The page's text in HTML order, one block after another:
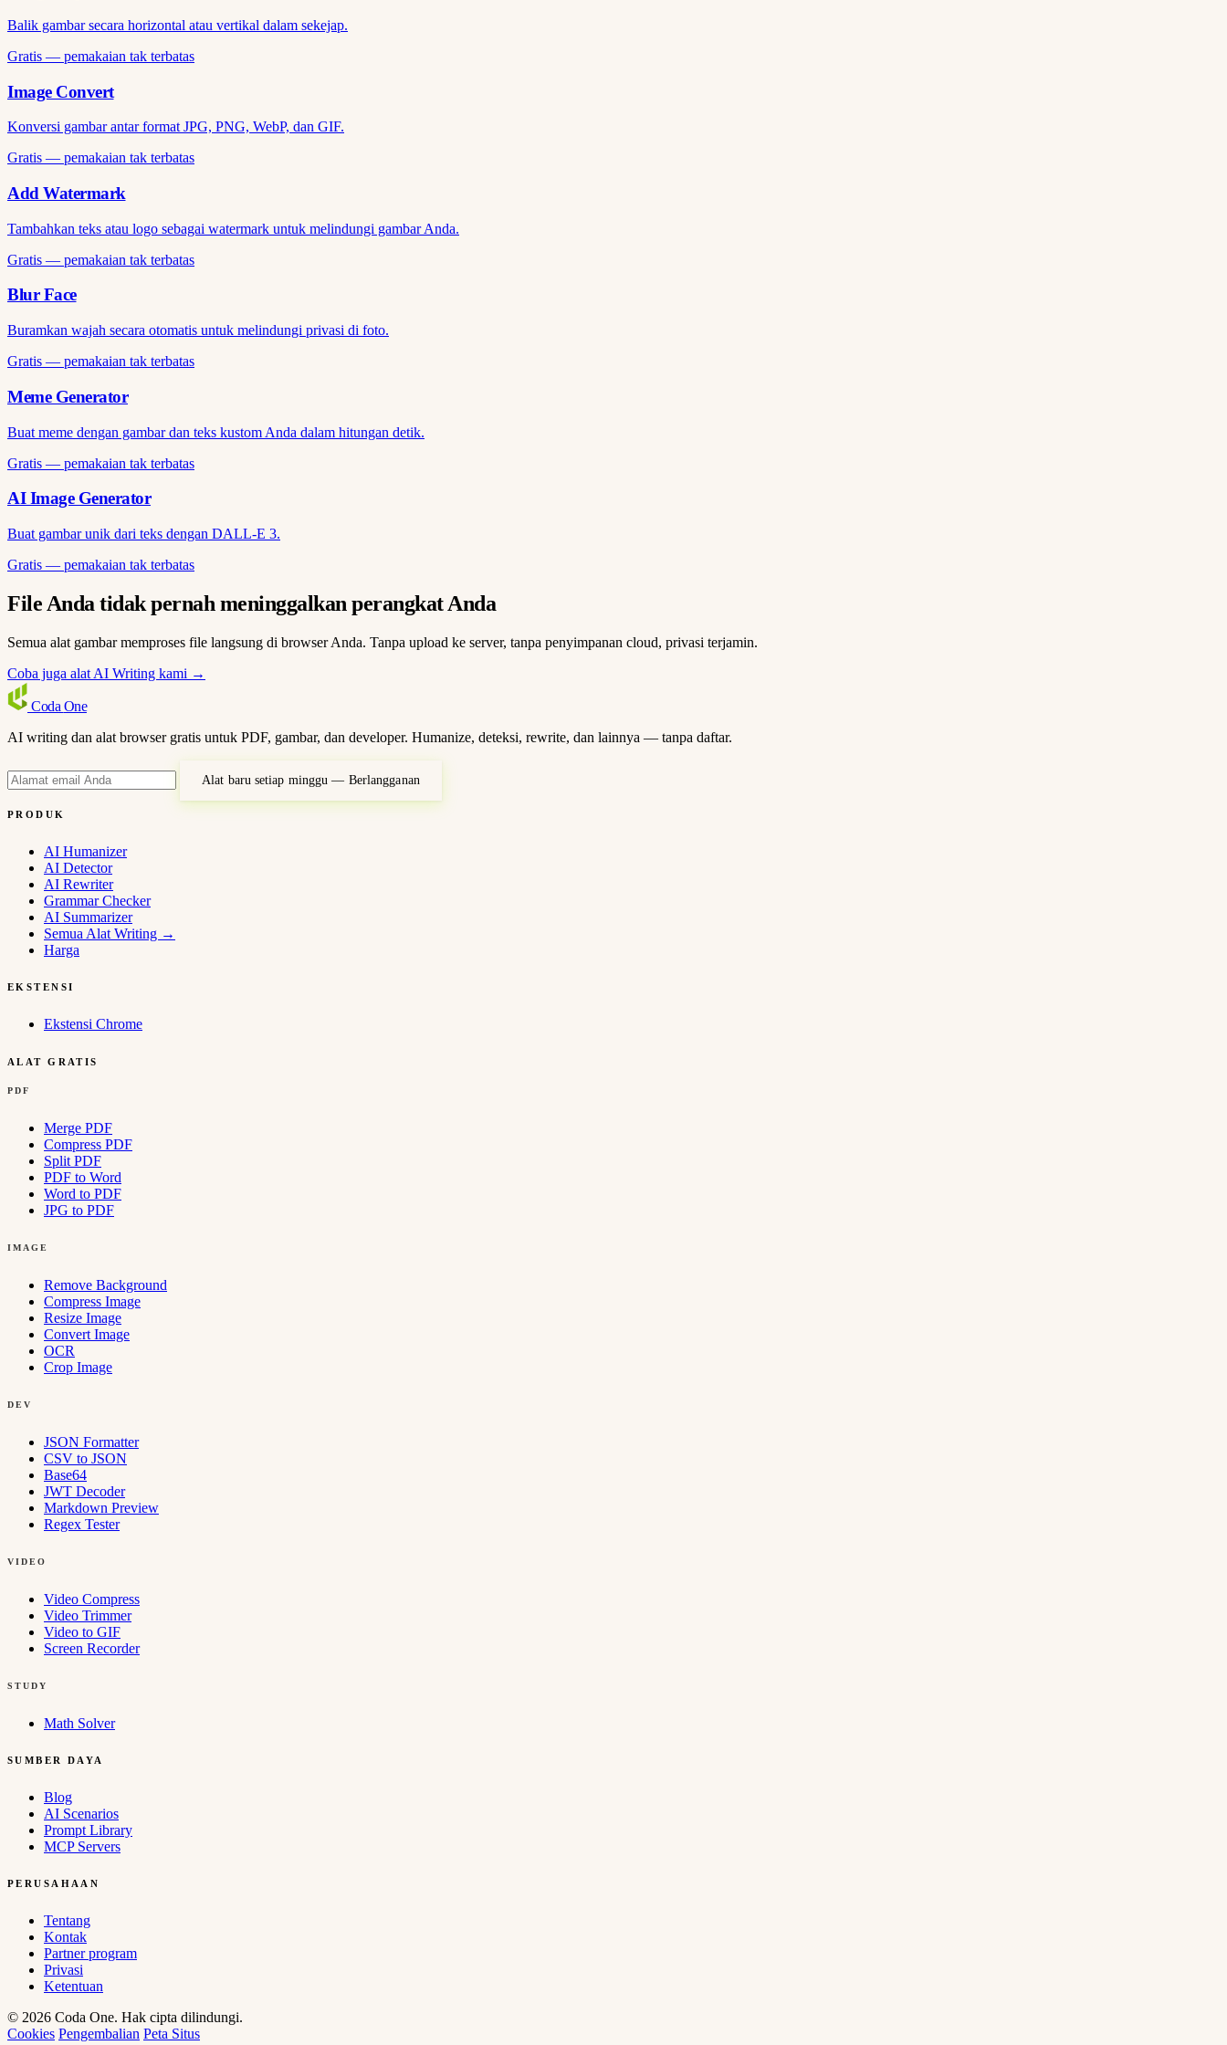
Balik gambar secara horizontal atau vertikal dalam sekejap.
Gratis — pemakaian tak terbatas
Image Convert
Konversi gambar antar format JPG, PNG, WebP, dan GIF.
Gratis — pemakaian tak terbatas
Add Watermark
Tambahkan teks atau logo sebagai watermark untuk melindungi gambar Anda.
Gratis — pemakaian tak terbatas
Blur Face
Buramkan wajah secara otomatis untuk melindungi privasi di foto.
Gratis — pemakaian tak terbatas
Meme Generator
Buat meme dengan gambar dan teks kustom Anda dalam hitungan detik.
Gratis — pemakaian tak terbatas
AI Image Generator
Buat gambar unik dari teks dengan DALL-E 3.
Gratis — pemakaian tak terbatas
File Anda tidak pernah meninggalkan perangkat Anda
Semua alat gambar memproses file langsung di browser Anda. Tanpa upload ke server, tanpa penyimpanan cloud, privasi terjamin.
Coba juga alat AI Writing kami →
Coda One
AI writing dan alat browser gratis untuk PDF, gambar, dan developer. Humanize, deteksi, rewrite, dan lainnya — tanpa daftar.
Alat baru setiap minggu — Berlangganan
PRODUK
AI Humanizer
AI Detector
AI Rewriter
Grammar Checker
AI Summarizer
Semua Alat Writing →
Harga
EKSTENSI
Ekstensi Chrome
ALAT GRATIS
PDF
Merge PDF
Compress PDF
Split PDF
PDF to Word
Word to PDF
JPG to PDF
IMAGE
Remove Background
Compress Image
Resize Image
Convert Image
OCR
Crop Image
DEV
JSON Formatter
CSV to JSON
Base64
JWT Decoder
Markdown Preview
Regex Tester
VIDEO
Video Compress
Video Trimmer
Video to GIF
Screen Recorder
STUDY
Math Solver
SUMBER DAYA
Blog
AI Scenarios
Prompt Library
MCP Servers
PERUSAHAAN
Tentang
Kontak
Partner program
Privasi
Ketentuan
© 2026 Coda One. Hak cipta dilindungi.
Cookies Pengembalian Peta Situs